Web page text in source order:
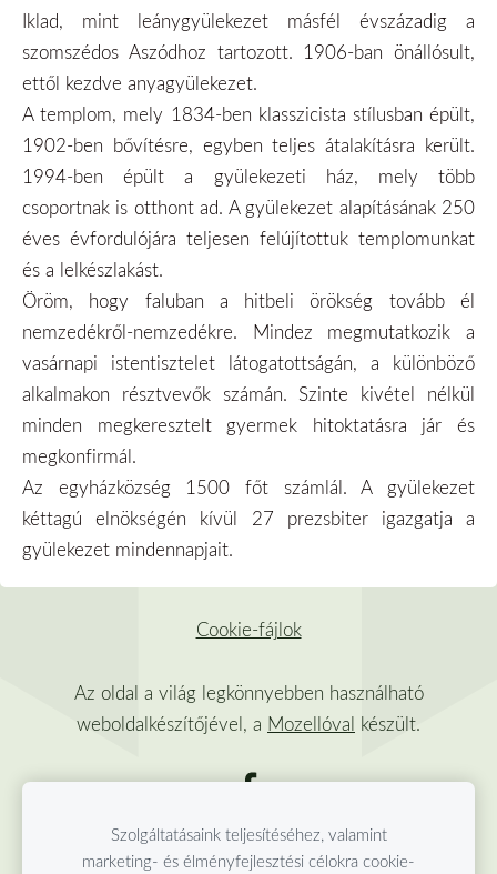
Iklad, mint leánygyülekezet másfél évszázadig a
szomszédos Aszódhoz tartozott. 1906-ban önállósult,
ettől kezdve anyagyülekezet.
A templom, mely 1834-ben klasszicista stílusban épült,
1902-ben bővítésre, egyben teljes átalakításra került.
1994-ben épült a gyülekezeti ház, mely több
csoportnak is otthont ad. A gyülekezet alapításának 250
éves évfordulójára teljesen felújítottuk templomunkat
és a lelkészlakást.
Öröm, hogy faluban a hitbeli örökség tovább él
nemzedékről-nemzedékre. Mindez megmutatkozik a
vasárnapi istentisztelet látogatottságán, a különböző
alkalmakon résztvevők számán. Szinte kivétel nélkül
minden megkeresztelt gyermek hitoktatásra jár és
megkonfirmál.
Az egyházközség 1500 főt számlál. A gyülekezet
kéttagú elnökségén kívül 27 prezsbiter igazgatja a
gyülekezet mindennapjait.
Cookie-fájlok
Az oldal a világ legkönnyebben használható
weboldalkészítőjével, a Mozellóval készült.
Szolgáltatásaink teljesítéséhez, valamint
marketing- és élményfejlesztési célokra cookie-